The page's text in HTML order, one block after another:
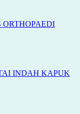
ORTHOPAEDI